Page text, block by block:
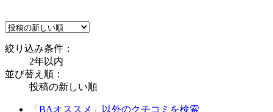
絞り込み条件：
2年以内
並び替え順：
投稿の新しい順
「BAオススメ」以外のクチコミを検索